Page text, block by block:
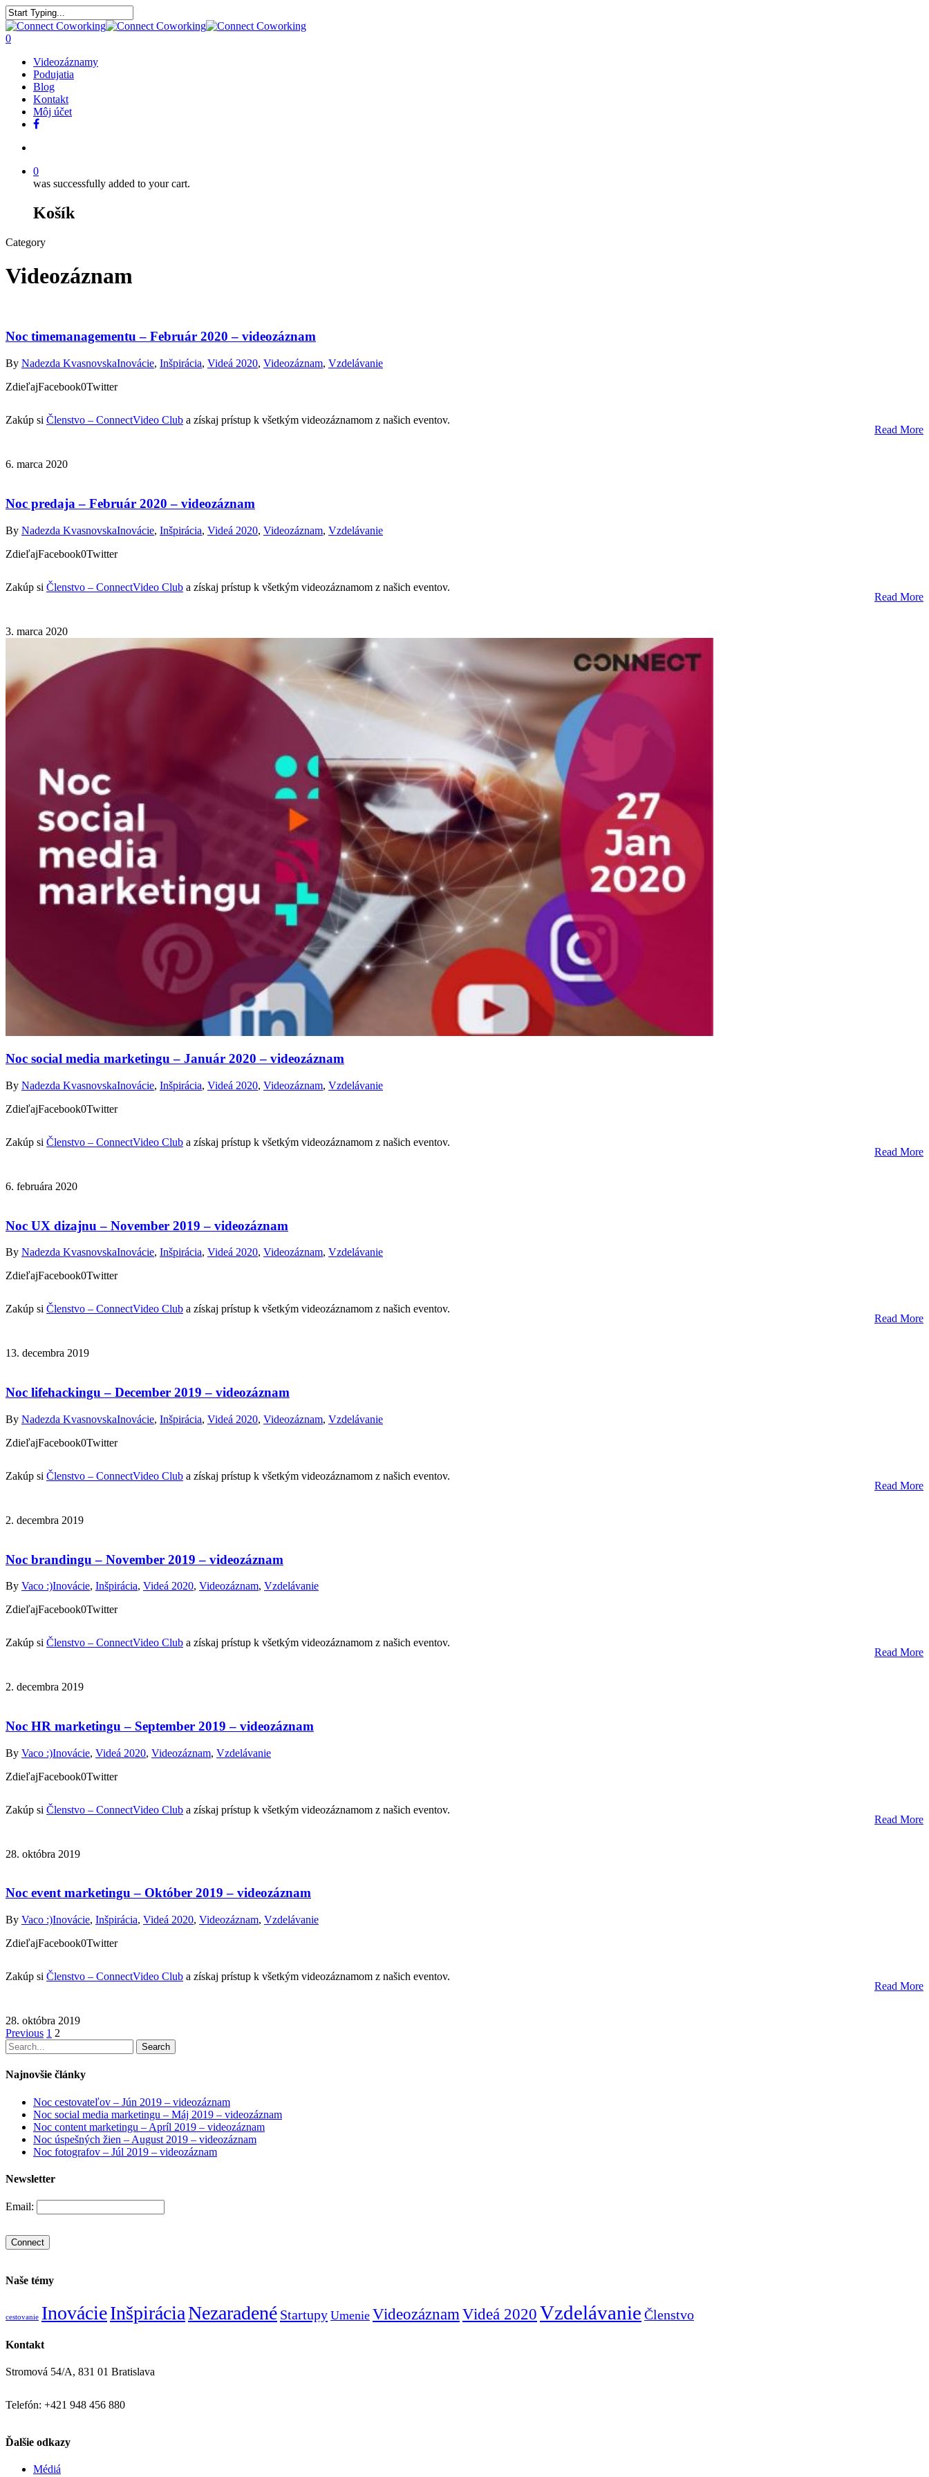
0
Videozáznamy
Podujatia
Blog
Kontakt
Môj účet
0
was successfully added to your cart.
Košík
Category
Videozáznam
Noc timemanagementu – Február 2020 – videozáznam
By Nadezda KvasnovskaInovácie, Inšpirácia, Videá 2020, Videozáznam, Vzdelávanie
ZdieľajFacebook0Twitter
Zakúp si Členstvo – ConnectVideo Club a získaj prístup k všetkým videozáznamom z našich eventov.
Read More
6. marca 2020
Noc predaja – Február 2020 – videozáznam
By Nadezda KvasnovskaInovácie, Inšpirácia, Videá 2020, Videozáznam, Vzdelávanie
ZdieľajFacebook0Twitter
Zakúp si Členstvo – ConnectVideo Club a získaj prístup k všetkým videozáznamom z našich eventov.
Read More
3. marca 2020
Noc social media marketingu – Január 2020 – videozáznam
By Nadezda KvasnovskaInovácie, Inšpirácia, Videá 2020, Videozáznam, Vzdelávanie
ZdieľajFacebook0Twitter
Zakúp si Členstvo – ConnectVideo Club a získaj prístup k všetkým videozáznamom z našich eventov.
Read More
6. februára 2020
Noc UX dizajnu – November 2019 – videozáznam
By Nadezda KvasnovskaInovácie, Inšpirácia, Videá 2020, Videozáznam, Vzdelávanie
ZdieľajFacebook0Twitter
Zakúp si Členstvo – ConnectVideo Club a získaj prístup k všetkým videozáznamom z našich eventov.
Read More
13. decembra 2019
Noc lifehackingu – December 2019 – videozáznam
By Nadezda KvasnovskaInovácie, Inšpirácia, Videá 2020, Videozáznam, Vzdelávanie
ZdieľajFacebook0Twitter
Zakúp si Členstvo – ConnectVideo Club a získaj prístup k všetkým videozáznamom z našich eventov.
Read More
2. decembra 2019
Noc brandingu – November 2019 – videozáznam
By Vaco :)Inovácie, Inšpirácia, Videá 2020, Videozáznam, Vzdelávanie
ZdieľajFacebook0Twitter
Zakúp si Členstvo – ConnectVideo Club a získaj prístup k všetkým videozáznamom z našich eventov.
Read More
2. decembra 2019
Noc HR marketingu – September 2019 – videozáznam
By Vaco :)Inovácie, Videá 2020, Videozáznam, Vzdelávanie
ZdieľajFacebook0Twitter
Zakúp si Členstvo – ConnectVideo Club a získaj prístup k všetkým videozáznamom z našich eventov.
Read More
28. októbra 2019
Noc event marketingu – Október 2019 – videozáznam
By Vaco :)Inovácie, Inšpirácia, Videá 2020, Videozáznam, Vzdelávanie
ZdieľajFacebook0Twitter
Zakúp si Členstvo – ConnectVideo Club a získaj prístup k všetkým videozáznamom z našich eventov.
Read More
28. októbra 2019
Previous 1 2
Search
Najnovšie články
Noc cestovateľov – Jún 2019 – videozáznam
Noc social media marketingu – Máj 2019 – videozáznam
Noc content marketingu – Apríl 2019 – videozáznam
Noc úspešných žien – August 2019 – videozáznam
Noc fotografov – Júl 2019 – videozáznam
Newsletter
Email:
Naše témy
cestovanie InovácieInšpiráciaNezaradené Startupy Umenie Videozáznam Videá 2020 Vzdelávanie Členstvo
Kontakt
Stromová 54/A, 831 01 Bratislava
Telefón: +421 948 456 880
Ďalšie odkazy
Médiá